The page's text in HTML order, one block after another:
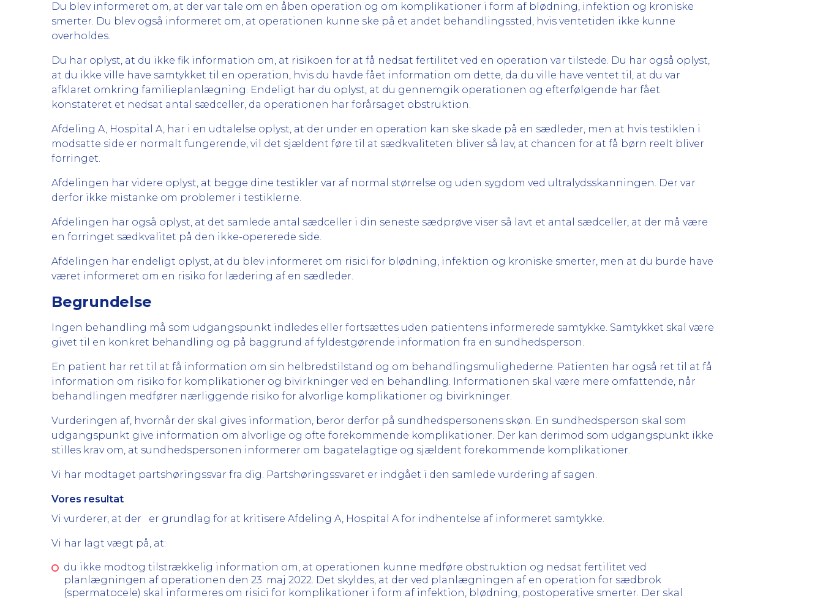
Du blev informeret om, at der var tale om en åben operation og om komplikationer i form af blødning, infektion og kroniske
smerter. Du blev også informeret om, at operationen kunne ske på et andet behandlingssted, hvis ventetiden ikke kunne
overholdes.
Du har oplyst, at du ikke fik information om, at risikoen for at få nedsat fertilitet ved en operation var tilstede. Du har også oplyst,
at du ikke ville have samtykket til en operation, hvis du havde fået information om dette, da du ville have ventet til, at du var
afklaret omkring familieplanlægning. Endeligt har du oplyst, at du gennemgik operationen og efterfølgende har fået
konstateret et nedsat antal sædceller, da operationen har forårsaget obstruktion.
Afdeling A, Hospital A, har i en udtalelse oplyst, at der under en operation kan ske skade på en sædleder, men at hvis testiklen i
modsatte side er normalt fungerende, vil det sjældent føre til at sædkvaliteten bliver så lav, at chancen for at få børn reelt bliver
forringet.
Afdelingen har videre oplyst, at begge dine testikler var af normal størrelse og uden sygdom ved ultralydsskanningen. Der var
derfor ikke mistanke om problemer i testiklerne.
Afdelingen har også oplyst, at det samlede antal sædceller i din seneste sædprøve viser så lavt et antal sædceller, at der må være
en forringet sædkvalitet på den ikke-opererede side.
Afdelingen har endeligt oplyst, at du blev informeret om risici for blødning, infektion og kroniske smerter, men at du burde have
været informeret om en risiko for lædering af en sædleder.
Begrundelse
Ingen behandling må som udgangspunkt indledes eller fortsættes uden patientens informerede samtykke. Samtykket skal være
givet til en konkret behandling og på baggrund af fyldestgørende information fra en sundhedsperson.
En patient har ret til at få information om sin helbredstilstand og om behandlingsmulighederne. Patienten har også ret til at få
information om risiko for komplikationer og bivirkninger ved en behandling. Informationen skal være mere omfattende, når
behandlingen medfører nærliggende risiko for alvorlige komplikationer og bivirkninger.
Vurderingen af, hvornår der skal gives information, beror derfor på sundhedspersonens skøn. En sundhedsperson skal som
udgangspunkt give information om alvorlige og ofte forekommende komplikationer. Der kan derimod som udgangspunkt ikke
stilles krav om, at sundhedspersonen informerer om bagatelagtige og sjældent forekommende komplikationer.
Vi har modtaget partshøringssvar fra dig. Partshøringssvaret er indgået i den samlede vurdering af sagen.
Vores resultat
Vi vurderer, at der er grundlag for at kritisere Afdeling A, Hospital A for indhentelse af informeret samtykke.
Vi har lagt vægt på, at:
du ikke modtog tilstrækkelig information om, at operationen kunne medføre obstruktion og nedsat fertilitet ved
planlægningen af operationen den 23. maj 2022. Det skyldes, at der ved planlægningen af en operation for sædbrok
(spermatocele) skal informeres om risici for komplikationer i form af infektion, blødning, postoperative smerter. Der skal